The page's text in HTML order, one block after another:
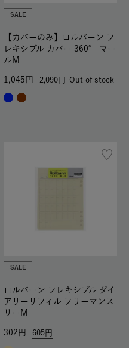
SALE
【カバーのみ】ロルバーン フ
レキシブル カバー 360° マー
ルM
2,090
1,045 Out of stock
SALE
ロルバーン フレキシブル ダイ
アリーリフィル フリーマンス
リーM
605
302